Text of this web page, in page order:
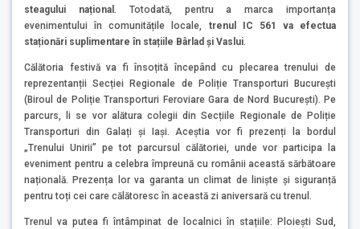
steagului național . Totodată, pentru a marca importanța
evenimentului în comunitățile locale, trenul IC 561 va efectua
staționări suplimentare în stațiile Bârlad și Vaslui.
Călătoria festivă va fi însoțită începând cu plecarea trenului de
reprezentanții Secției Regionale de Poliție Transporturi București
(Biroul de Poliție Transporturi Feroviare Gara de Nord București). Pe
parcurs, li se vor alătura colegii din Secțiile Regionale de Poliție
Transporturi din Galați și Iași. Aceștia vor fi prezenți la bordul
„Trenului Unirii” pe tot parcursul călătoriei, unde vor participa la
eveniment pentru a celebra împreună cu românii această sărbătoare
națională. Prezența lor va garanta un climat de liniște și siguranță
pentru toți cei care călătoresc în această zi aniversară cu trenul.
Trenul va putea fi întâmpinat de localnici în stațiile: Ploieşti Sud,